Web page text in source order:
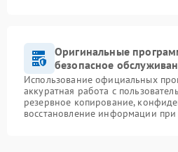
Оригинальные
безопасное
Использование официальных
аккуратная работа с
резервное копирование,
восстановление информации